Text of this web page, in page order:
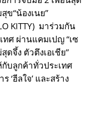
“น้องเนย”
KITTY) มาร่วมกัน
ทศ ผ่านแคมเปญ “เซ
ดจึ้ง ตัวตึงเอเชีย”
กับลูกค้าทั่วประเทศ
‘ฮีลใจ’ และสร้าง